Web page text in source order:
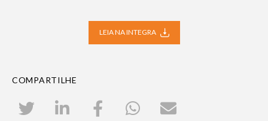
LEIA NA INTEGRA
COMPARTILHE